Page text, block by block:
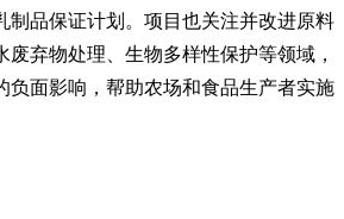
制品保证计划。项目也关注并改进原料
废弃物处理、生物多样性保护等领域，
负面影响，帮助农场和食品生产者实施